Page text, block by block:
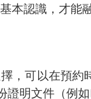
認識，才能
，可以在預
明文件（例如